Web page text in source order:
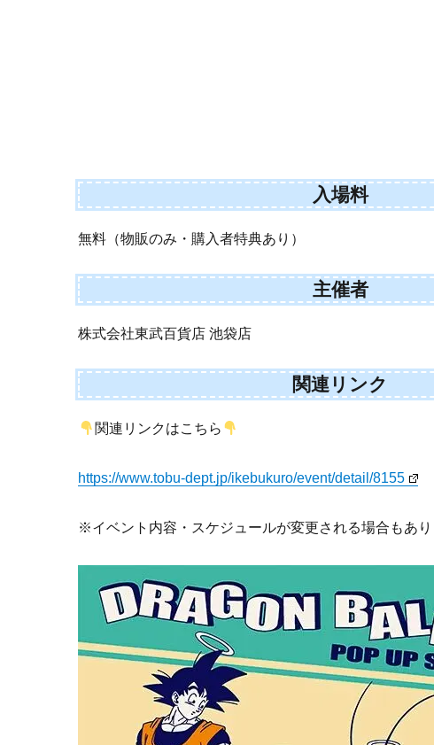
入場料
無料（物販のみ・購入者特典あり）
主催者
株式会社東武百貨店 池袋店
関連リンク
関連リンクはこちら
https://www.tobu-dept.jp/ikebukuro/event/detail/8155
※イベント内容・スケジュールが変更される場合もあ